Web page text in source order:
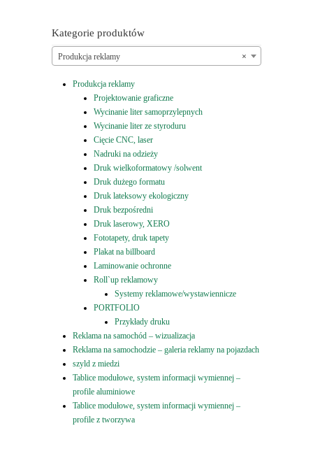
Kategorie produktów
×
Produkcja reklamy
Produkcja reklamy
Projektowanie graficzne
Wycinanie liter samoprzylepnych
Wycinanie liter ze styroduru
Cięcie CNC, laser
Nadruki na odzieży
Druk wielkoformatowy /solwent
Druk dużego formatu
Druk lateksowy ekologiczny
Druk bezpośredni
Druk laserowy, XERO
Fototapety, druk tapety
Plakat na billboard
Laminowanie ochronne
Roll`up reklamowy
Systemy reklamowe/wystawiennicze
PORTFOLIO
Przykłady druku
Reklama na samochód – wizualizacja
Reklama na samochodzie – galeria reklamy na pojazdach
szyld z miedzi
Tablice modułowe, system informacji wymiennej –
profile aluminiowe
Tablice modułowe, system informacji wymiennej –
profile z tworzywa